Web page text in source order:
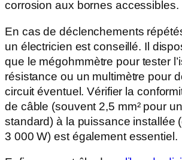
corrosion aux bornes accessibles.
En cas de déclenchements
un électricien est conseillé. Il
que le mégohmmètre pour tester
résistance ou un multimètre pour
circuit éventuel. Vérifier la
de câble (souvent 2,5 mm² pour
standard) à la puissance installée
3 000 W) est également essentiel.